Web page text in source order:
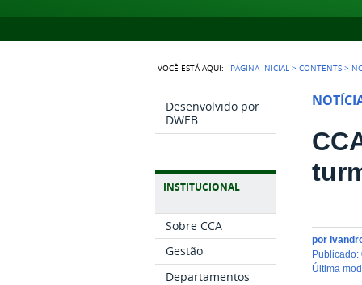
VOCÊ ESTÁ AQUI: PÁGINA INICIAL >CONTENTS >
Desenvolvido por
DWEB
INSTITUCIONAL
Sobre CCA
Gestão
Departamentos
por
publicado:
última